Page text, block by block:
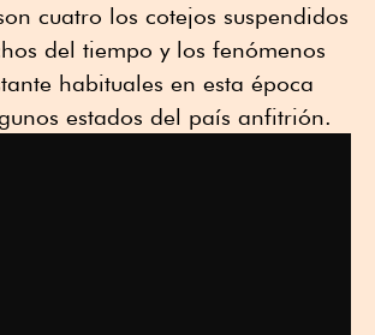
cuatro los cotejos suspendidos
del tiempo y los fenómenos
habituales en esta época
estados del país anfitrión.